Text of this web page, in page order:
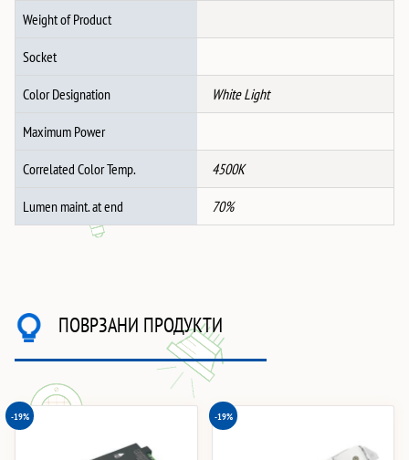
Weight of Product
Socket
Color Designation White Light
Maximum Power
Correlated Color Temp. 4500K
Lumen maint. at end 70%
ПОВРЗАНИ ПРОДУКТИ
-19% -19%